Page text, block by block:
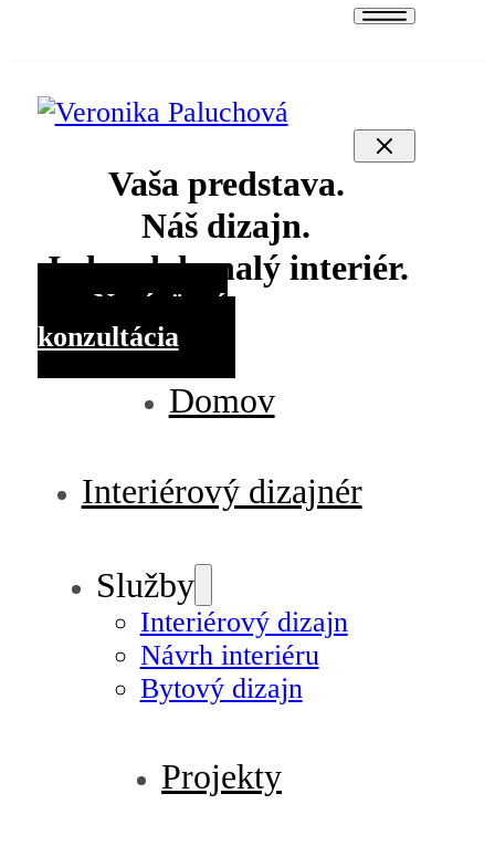
Vaša predstava.
Náš dizajn.
Jeden dokonalý interiér.
Nezáväzná
konzultácia
Domov
Interiérový dizajnér
Služby
Interiérový dizajn
Návrh interiéru
Bytový dizajn
Projekty